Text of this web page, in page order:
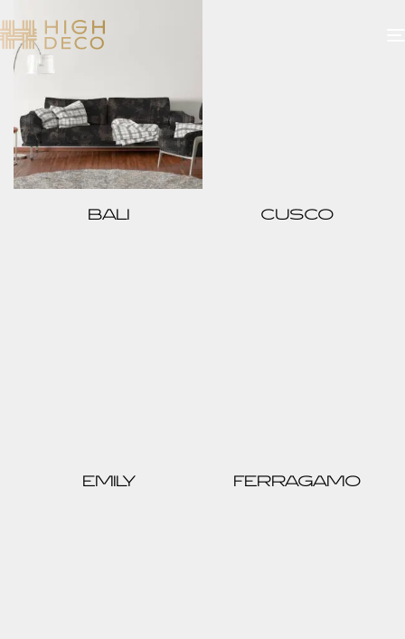
BALI CUSCO
EMILY FERRAGAMO